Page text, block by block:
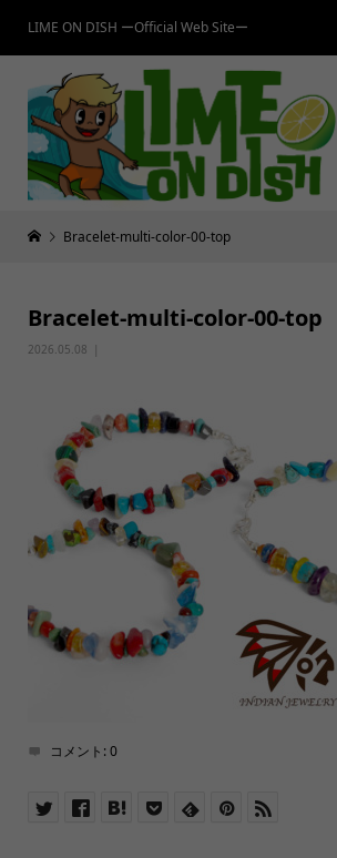
LIME ON DISH ーOfficial Web Siteー
Bracelet-multi-color-00-top
Bracelet-multi-color-00-top
2026.05.08
コメント:0